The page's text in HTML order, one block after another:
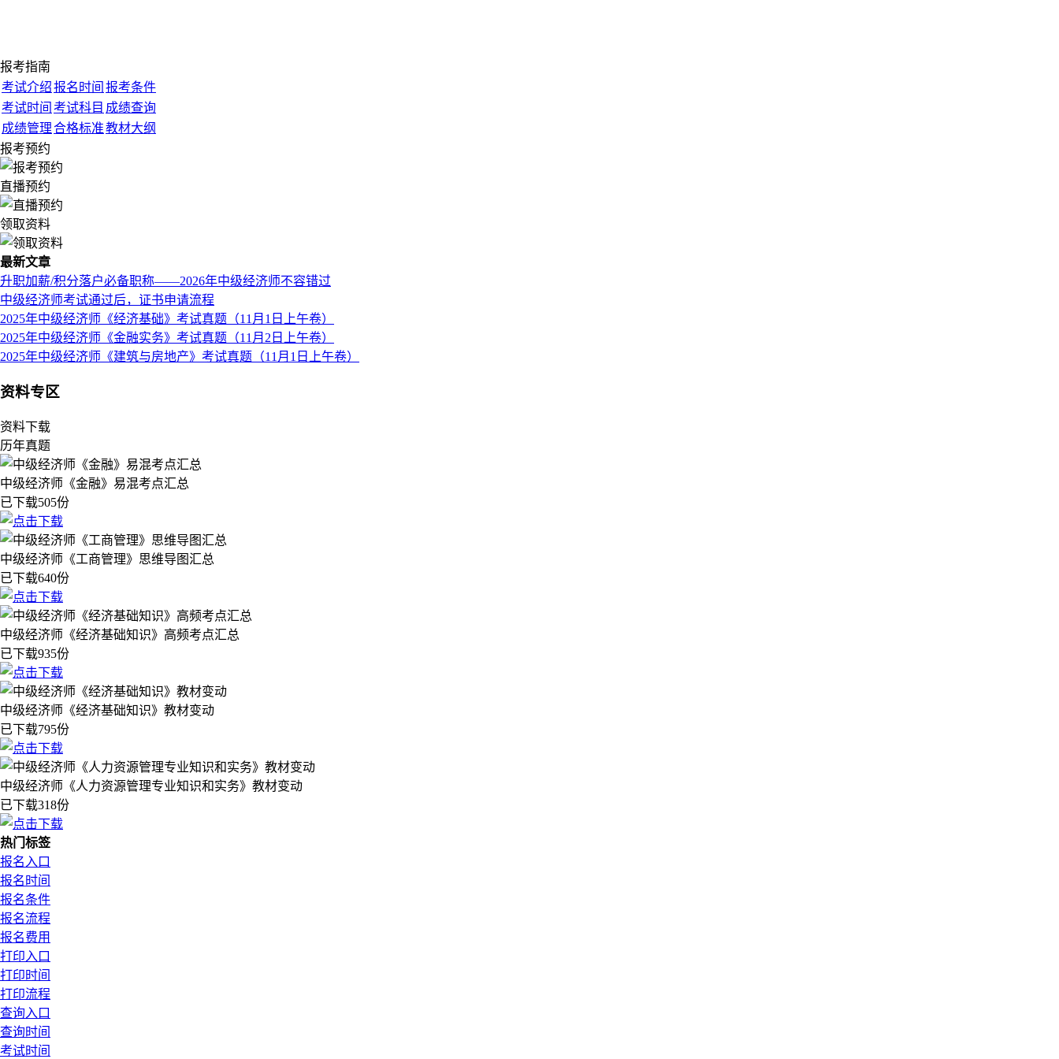
报考指南
考试介绍报名时间 报考条件
考试时间 考试科目 成绩查询
成绩管理合格标准教材大纲
报考预约
直播预约
领取资料
最新文章
升职加薪/积分落户必备职称——2026年中级经济师不容错过
中级经济师考试通过后，证书申请流程
2025年中级经济师《经济基础》考试真题（11月1日上午卷）
2025年中级经济师《金融实务》考试真题（11月2日上午卷）
2025年中级经济师《建筑与房地产》考试真题（11月1日上午卷）
资料专区
资料下载
历年真题
中级经济师《金融》易混考点汇总
已下载505份
中级经济师《工商管理》思维导图汇总
已下载640份
中级经济师《经济基础知识》高频考点汇总
已下载935份
中级经济师《经济基础知识》教材变动
已下载795份
中级经济师《人力资源管理专业知识和实务》教材变动
已下载318份
热门标签
报名入口
报名时间
报名条件
报名流程
报名费用
打印入口
打印时间
打印流程
查询入口
查询时间
考试时间